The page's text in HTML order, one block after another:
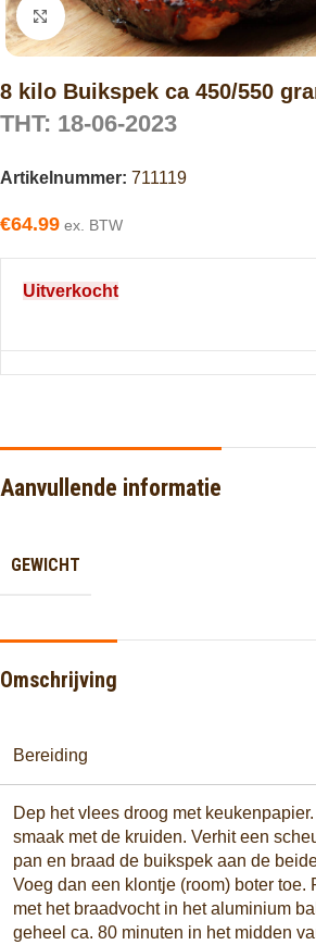
Click to enlarge
8 kilo Buikspek ca 450/550
THT: 18-06-2023
Artikelnummer: 711119
€64.99 ex. BTW
Uitverkocht
Aanvullende informatie
GEWICHT
Omschrijving
Bereiding
Dep het vlees droog met
smaak met de kruiden. Verhit een
pan en braad de buikspek aan de
Voeg dan een klontje (room) boter toe.
met het braadvocht in het aluminium
geheel ca. 80 minuten in het midden